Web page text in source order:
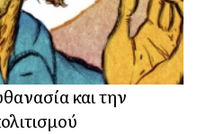
και την